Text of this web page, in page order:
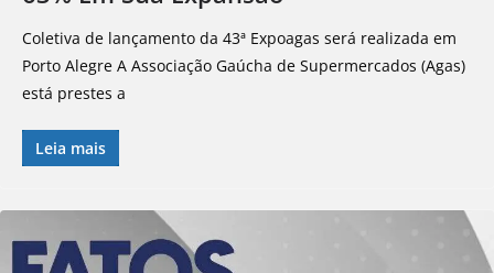
Coletiva de lançamento da 43ª Expoagas será realizada em
Porto Alegre A Associação Gaúcha de Supermercados (Agas)
está prestes a
Leia mais